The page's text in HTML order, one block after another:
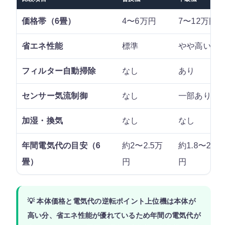
価格帯（6畳） 4〜6万円 7〜12万円
省エネ性能 標準 やや高い
フィルター自動掃除 なし あり
センサー気流制御 なし 一部あり
加湿・換気 なし なし
年間電気代の目安（6
畳）
約2〜2.5万
円
約1.8〜2.2万
円
💡 本体価格と電気代の逆転ポイント上位機は本体が
高い分、省エネ性能が優れているため年間の電気代が